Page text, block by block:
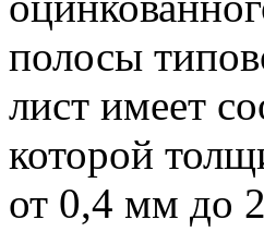
полосы
лист имеет
которой
от 0,4 мм до